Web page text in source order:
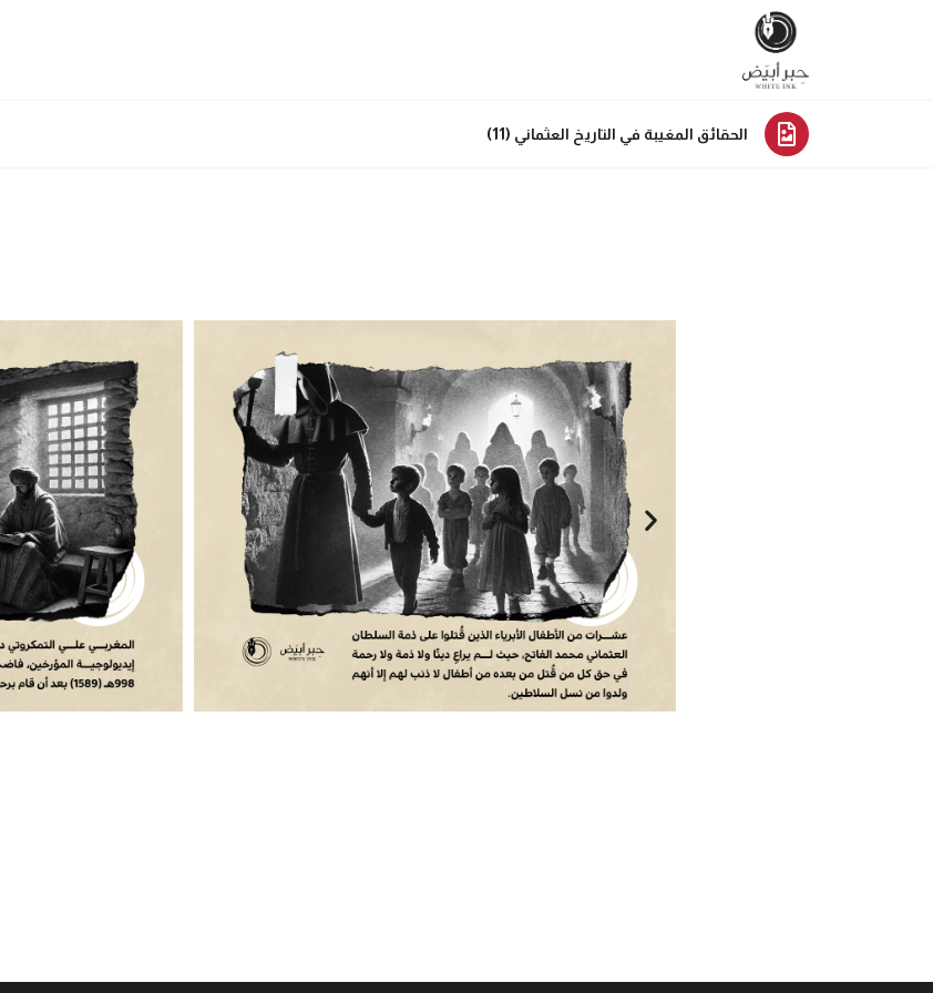
الحقائق المغيبة في التاريخ العثماني (11)